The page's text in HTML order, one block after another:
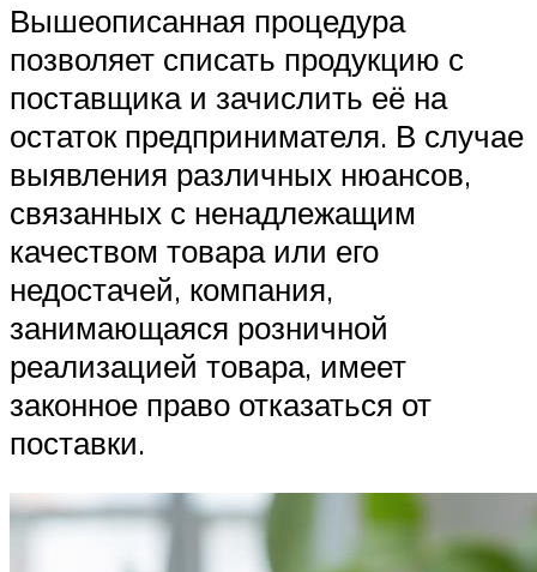
Вышеописанная процедура
позволяет списать продукцию с
поставщика и зачислить её на
остаток предпринимателя. В случае
выявления различных нюансов,
связанных с ненадлежащим
качеством товара или его
недостачей, компания,
занимающаяся розничной
реализацией товара, имеет
законное право отказаться от
поставки.